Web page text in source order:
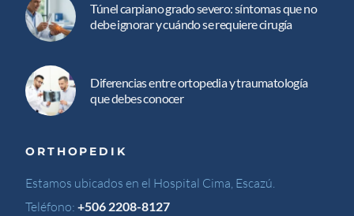
Túnel carpiano grado severo: síntomas que no
debe ignorar y cuándo se requiere cirugía
Diferencias entre ortopedia y traumatología
que debes conocer
ORTHOPEDIK
Estamos ubicados en el Hospital Cima, Escazú.
Teléfono:+506 2208-8127